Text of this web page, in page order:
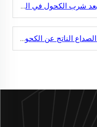
في اليوم التالي؟
على الشعور بالتحسن بعد الشرب؟